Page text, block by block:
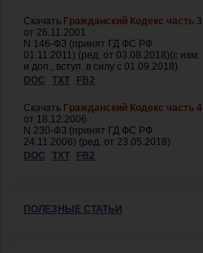
Скачать Гражданский Кодекс часть 3
от 26.11.2001
N 146-ФЗ (принят ГД ФС РФ
01.11.2011) (ред. от 03.08.2018)(с изм.
и доп., вступ. в силу с 01.09.2018)
DOC
TXT FB2
Скачать Гражданский Кодекс часть 4
от 18.12.2006
N 230-ФЗ (принят ГД ФС РФ
24.11.2006) (ред. от 23.05.2018)
DOC
TXT FB2
ПОЛЕЗНЫЕ СТАТЬИ